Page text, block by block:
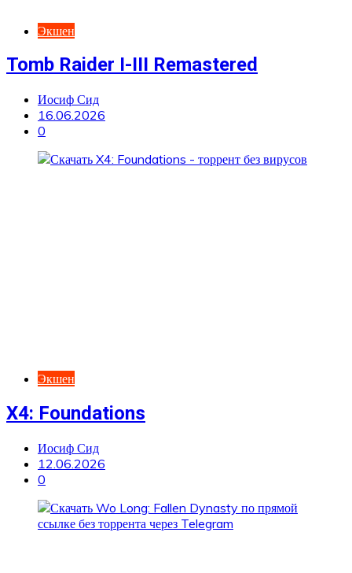
Экшен
Tomb Raider I-III Remastered
Иосиф Сид
16.06.2026
0
Экшен
X4: Foundations
Иосиф Сид
12.06.2026
0